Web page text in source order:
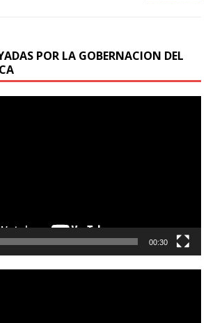
POR LA GOBERNACION DEL
00:30